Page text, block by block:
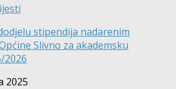
stipendija nadarenim
Slivno za akademsku
2026
2025